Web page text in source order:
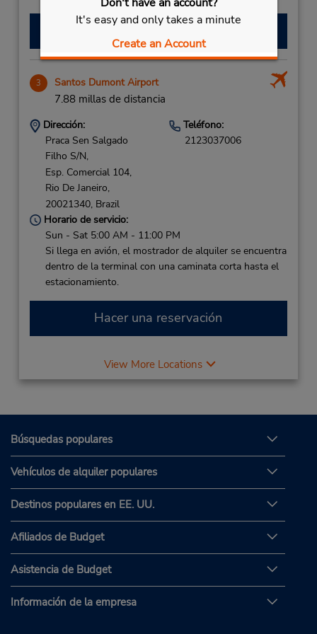
It's easy and only takes a minute
Create an Account
Hacer una reservación
3 Santos Dumont Airport
7.88 millas de distancia
Dirección:
Praca Sen Salgado
Filho S/N,
Esp. Comercial 104,
Rio De Janeiro,
20021340, Brazil
Teléfono:
2123037006
Horario de servicio:
Sun - Sat 5:00 AM - 11:00 PM
Si llega en avión, el mostrador de alquiler se encuentra
dentro de la terminal con una caminata corta hasta el
estacionamiento.
Hacer una reservación
View More Locations
Búsquedas populares
Vehículos de alquiler populares
Destinos populares en EE. UU.
Afiliados de Budget
Asistencia de Budget
Información de la empresa